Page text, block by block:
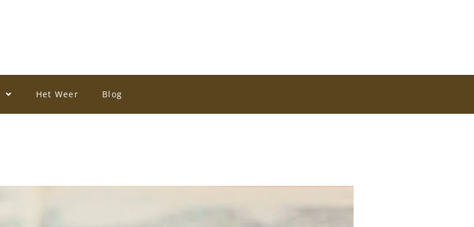
Het Weer Blog